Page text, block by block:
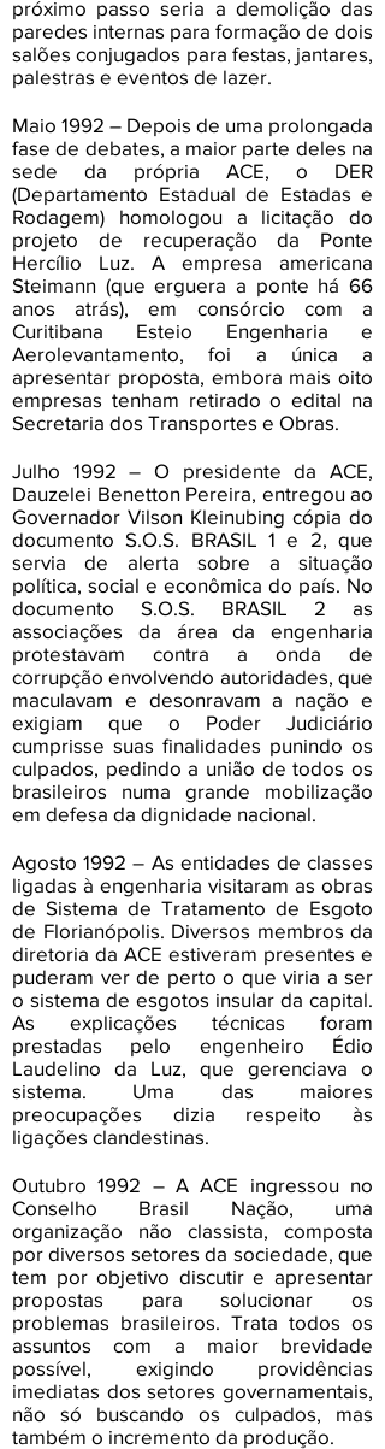
próximo passo seria a demolição das
paredes internas para formação de dois
salões conjugados para festas, jantares,
palestras e eventos de lazer.
Maio 1992 – Depois de uma prolongada
fase de debates, a maior parte deles na
sede da própria ACE, o DER
(Departamento Estadual de Estadas e
Rodagem) homologou a licitação do
projeto de recuperação da Ponte
Hercílio Luz. A empresa americana
Steimann (que erguera a ponte há 66
anos atrás), em consórcio com a
Curitibana Esteio Engenharia e
Aerolevantamento, foi a única a
apresentar proposta, embora mais oito
empresas tenham retirado o edital na
Secretaria dos Transportes e Obras.
Julho 1992 – O presidente da ACE,
Dauzelei Benetton Pereira, entregou ao
Governador Vilson Kleinubing cópia do
documento S.O.S. BRASIL 1 e 2, que
servia de alerta sobre a situação
política, social e econômica do país. No
documento S.O.S. BRASIL 2 as
associações da área da engenharia
protestavam contra a onda de
corrupção envolvendo autoridades, que
maculavam e desonravam a nação e
exigiam que o Poder Judiciário
cumprisse suas finalidades punindo os
culpados, pedindo a união de todos os
brasileiros numa grande mobilização
em defesa da dignidade nacional.
Agosto 1992 – As entidades de classes
ligadas à engenharia visitaram as obras
de Sistema de Tratamento de Esgoto
de Florianópolis. Diversos membros da
diretoria da ACE estiveram presentes e
puderam ver de perto o que viria a ser
o sistema de esgotos insular da capital.
As explicações técnicas foram
prestadas pelo engenheiro Édio
Laudelino da Luz, que gerenciava o
sistema. Uma das maiores
preocupações dizia respeito às
ligações clandestinas.
Outubro 1992 – A ACE ingressou no
Conselho Brasil Nação, uma
organização não classista, composta
por diversos setores da sociedade, que
tem por objetivo discutir e apresentar
propostas para solucionar os
problemas brasileiros. Trata todos os
assuntos com a maior brevidade
possível, exigindo providências
imediatas dos setores governamentais,
não só buscando os culpados, mas
também o incremento da produção.